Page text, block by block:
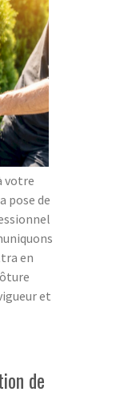
votre
pose de
en
et
de